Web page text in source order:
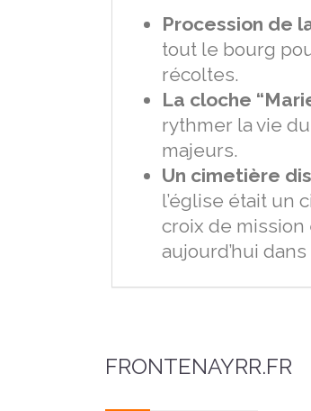
Procession de
tout le bourg
récoltes.
La cloche
rythmer la vie
majeurs.
Un cimetière
l’église était un
croix de
aujourd’hui
FRONTENAYRR.FR